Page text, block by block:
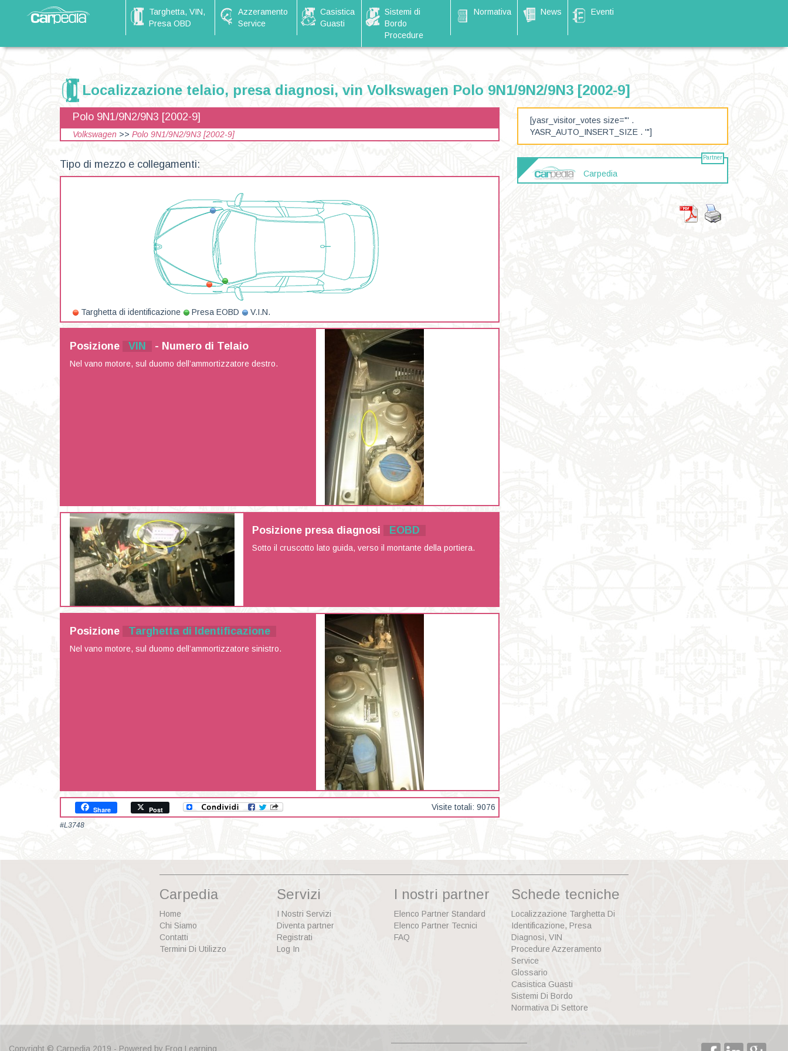
Targhetta, VIN,
Presa OBD
Azzeramento
Service
Casistica
Guasti
Sistemi di
Bordo
Procedure
Normativa News Eventi
Localizzazione telaio, presa diagnosi, vin Volkswagen Polo 9N1/9N2/9N3 [2002-9]
Polo 9N1/9N2/9N3 [2002-9]
Volkswagen >> Polo 9N1/9N2/9N3 [2002-9]
Tipo di mezzo e collegamenti:
Targhetta di identificazione Presa EOBD V.I.N.
Posizione VIN - Numero di Telaio
Nel vano motore, sul duomo dell’ammortizzatore destro.
Posizione presa diagnosi EOBD
Sotto il cruscotto lato guida, verso il montante della portiera.
Posizione Targhetta di Identificazione
Nel vano motore, sul duomo dell’ammortizzatore sinistro.
Share Post Visite totali: 9076
#L3748
[yasr_visitor_votes size="' .
YASR_AUTO_INSERT_SIZE . '"]
Partner
Carpedia
Carpedia
Home
Chi Siamo
Contatti
Termini Di Utilizzo
Servizi
I Nostri Servizi
Diventa partner
Registrati
Log In
I nostri partner
Elenco Partner Standard
Elenco Partner Tecnici
FAQ
Schede tecniche
Localizzazione Targhetta Di
Identificazione, Presa
Diagnosi, VIN
Procedure Azzeramento
Service
Glossario
Casistica Guasti
Sistemi Di Bordo
Normativa Di Settore
Copyright © Carpedia 2019 - Powered by Frog Learning